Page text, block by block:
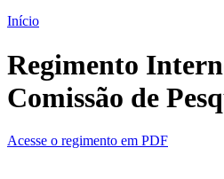
Início
Regimento
Comissão de
Acesse o regimento em PDF